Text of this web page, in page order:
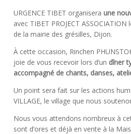
URGENCE TIBET organisera une
avec TIBET PROJECT
de la mairie des grésilles, Dijon.
À cette occasion, Rinchen
joie de vous recevoir lors d’un dîner
accompagné de chants, danses,
Un point sera fait sur les actions
VILLAGE, le village que nous
Nous vous attendons nombreux à
sont d’ores et déjà en vente à la